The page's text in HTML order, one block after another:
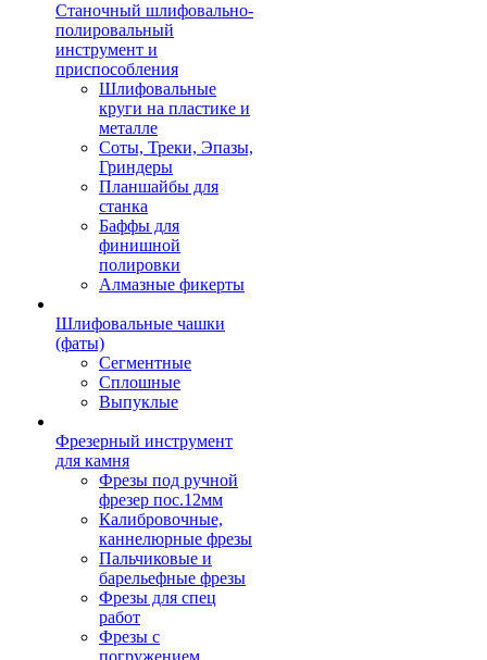
Станочный шлифовально-
полировальный
инструмент и
приспособления
Шлифовальные
круги на пластике и
металле
Соты, Треки, Эпазы,
Гриндеры
Планшайбы для
станка
Баффы для
финишной
полировки
Алмазные фикерты
Шлифовальные чашки
(фаты)
Сегментные
Сплошные
Выпуклые
Фрезерный инструмент
для камня
Фрезы под ручной
фрезер пос.12мм
Калибровочные,
каннелюрные фрезы
Пальчиковые и
барельефные фрезы
Фрезы для спец
работ
Фрезы с
погружением